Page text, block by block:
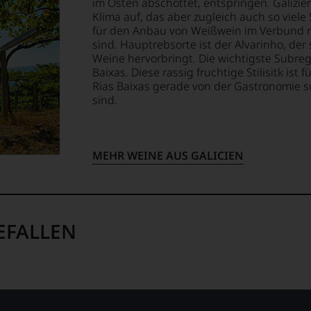
Klima auf, das aber zugleich auch so
für den Anbau von Weißwein im
sind. Hauptrebsorte ist der Alvarinho,
Weine hervorbringt. Die wichtigste
Baixas. Diese rassig fruchtige Stilisitk ist
Rias Baixas gerade von der
sind.
MEHR WEINE AUS GALICIEN